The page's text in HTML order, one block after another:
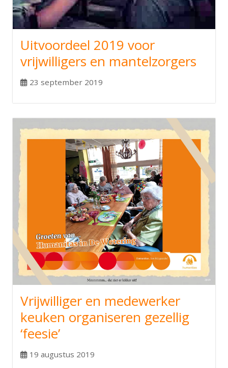
Uitvoordeel 2019 voor
vrijwilligers en mantelzorgers
23 september 2019
Vrijwilliger en medewerker
keuken organiseren gezellig
‘feesie’
19 augustus 2019